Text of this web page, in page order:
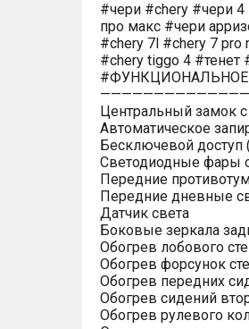
#чери #chery #чери
про макс #чери
#chery 7l #chery 7 pro
#chery tiggo 4
Центральный замок
Автоматическое
Бесключевой
Светодиодные фары
Передние
Передние дневные
Датчик света
Боковые зеркала
Обогрев лобового
Обогрев форсунок
Обогрев передних
Обогрев сидений
Обогрев рулевого